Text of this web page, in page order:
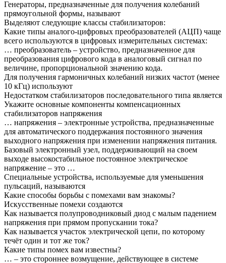
Генераторы, предназначенные для получения колебаний
прямоугольной формы, называют
Выделяют следующие классы стабилизаторов:
Какие типы аналого-цифровых преобразователей (АЦП) чаще
всего используются в цифровых измерительных системах:
… преобразователь – устройство, предназначенное для
преобразования цифрового кода в аналоговый сигнал по
величине, пропорциональной значению кода.
Для получения гармоничных колебаний низких частот (менее
10 кГц) используют
Недостатком стабилизаторов последовательного типа является
Укажите основные компоненты компенсационных
стабилизаторов напряжения
… напряжения – электронные устройства, предназначенные
для автоматического поддержания постоянного значения
выходного напряжения при изменении напряжения питания.
Базовый электронный узел, поддерживающий на своем
выходе высокостабильное постоянное электрическое
напряжение – это …
Специальные устройства, используемые для уменьшения
пульсаций, называются
Какие способы борьбы с помехами вам знакомы?
Искусственные помехи создаются
Как называется полупроводниковый диод с малым падением
напряжения при прямом пропускании тока?
Как называется участок электрической цепи, по которому
течёт один и тот же ток?
Какие типы помех вам известны?
… – это стороннее возмущение, действующее в системе